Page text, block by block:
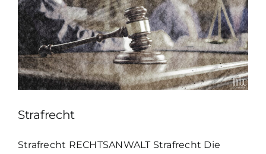
Strafrecht
Strafrecht RECHTSANWALT Strafrecht Die